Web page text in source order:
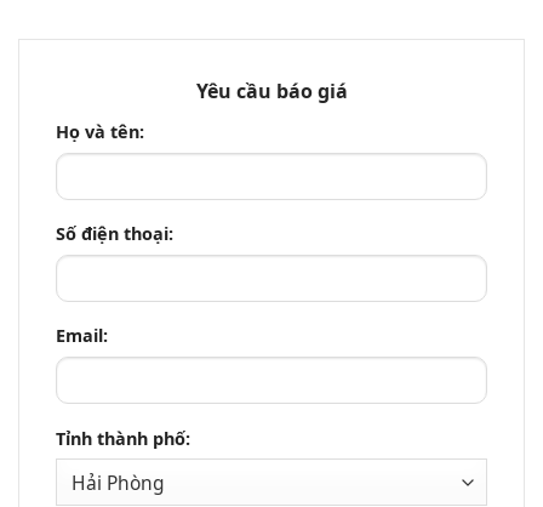
Yêu cầu báo giá
Họ và tên:
Số điện thoại:
Email:
Tỉnh thành phố: